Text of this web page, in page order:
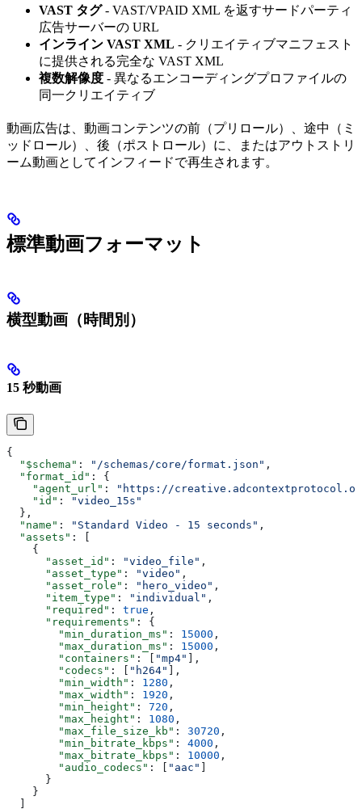
VAST タグ- VAST/VPAID XML を返すサードパーティ
広告サーバーの URL
インライン VAST XML - クリエイティブマニフェスト
に提供される完全な VAST XML
複数解像度 - 異なるエンコーディングプロファイルの
同一クリエイティブ
動画広告は、動画コンテンツの前（プリロール）、途中（ミ
ッドロール）、後（ポストロール）に、またはアウトストリ
ーム動画としてインフィードで再生されます。
標準動画フォーマット
横型動画（時間別）
15 秒動画
{
  "$schema"
: "/schemas/core/format.json" ,
  "format_id"
: {
    "agent_url"
:
"https://
    "id"
:
"video_15s"
  },
  "name"
: "Standard Video - 15 seconds" ,
  "assets"
: [
    {
      "asset_id"
: "video_file" ,
      "asset_type"
: "video" ,
      "asset_role"
: "hero_video" ,
      "item_type"
: "individual" ,
      "required"
: true ,
      "requirements"
: {
        "min_duration_ms"
: 15000 ,
        "max_duration_ms"
: 15000 ,
        "containers"
: [ "mp4"
],
        "codecs"
: [ "h264"
],
        "min_width"
: 1280 ,
        "max_width"
: 1920 ,
        "min_height"
: 720 ,
        "max_height"
: 1080 ,
        "max_file_size_kb"
: 30720 ,
        "min_bitrate_kbps"
: 4000 ,
        "max_bitrate_kbps"
: 10000 ,
        "audio_codecs"
: [ "aac"
      }
    }